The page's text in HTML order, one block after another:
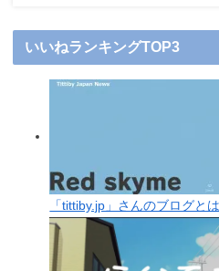
いいねランキングTOP3
「tittiby.jp」さんのブログと